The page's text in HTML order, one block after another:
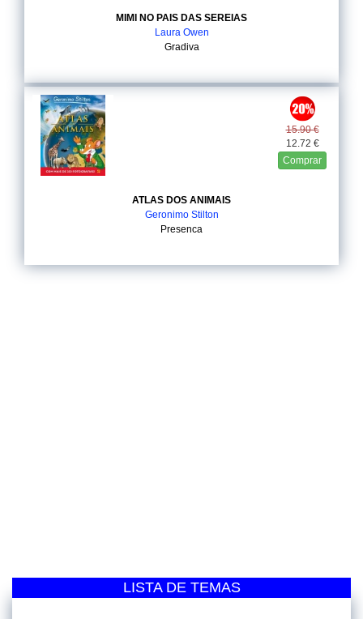
MIMI NO PAIS DAS SEREIAS
Laura Owen
Gradiva
15.90 €
12.72 €
Comprar
ATLAS DOS ANIMAIS
Geronimo Stilton
Presenca
LISTA DE TEMAS